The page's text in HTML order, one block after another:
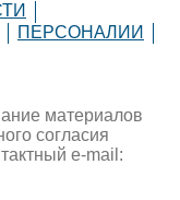
ПЕРСОНАЛИИ
материалов
согласия
e-mail: